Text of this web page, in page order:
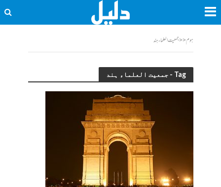
ہوم<<جمعیت العلماء ہند
Tag - جمعیت العلماء ہند